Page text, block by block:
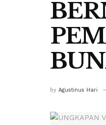
by Agustinus Hari